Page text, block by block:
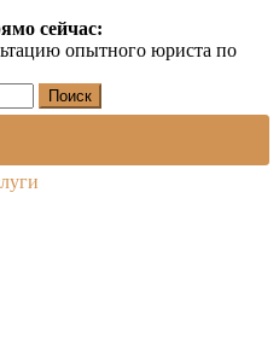
сейчас:
опытного юриста по